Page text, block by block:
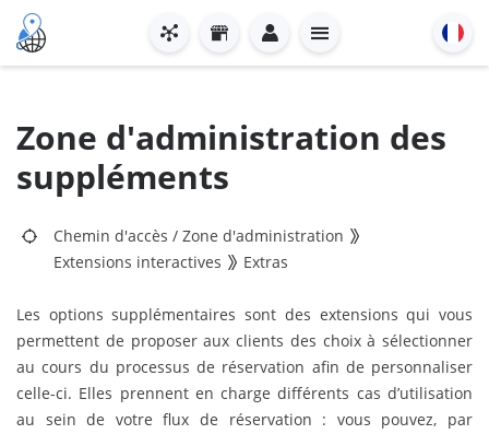
Zone d'administration des
suppléments
Chemin d'accès / Zone d'administration
Extensions interactives
Extras
Les options supplémentaires sont des extensions qui vous
permettent de proposer aux clients des choix à sélectionner
au cours du processus de réservation afin de personnaliser
celle-ci. Elles prennent en charge différents cas d’utilisation
au sein de votre flux de réservation : vous pouvez, par